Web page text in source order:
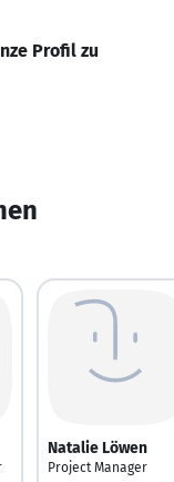
Profil zu
Natalie Löwen
Project Manager